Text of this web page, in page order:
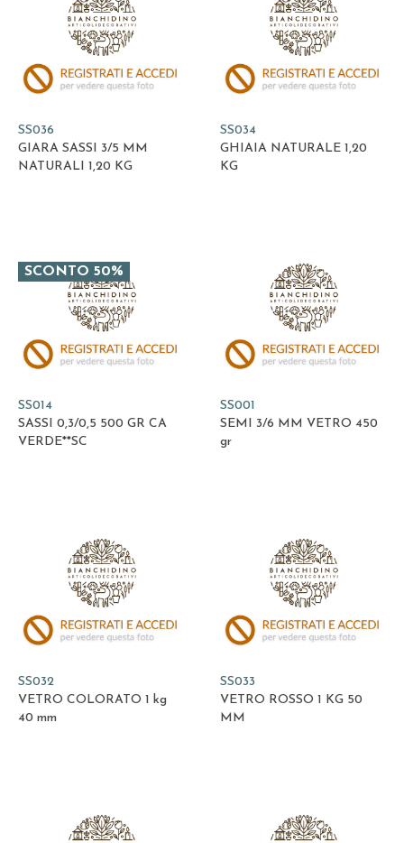
SS036
GIARA SASSI 3/5 MM
NATURALI 1,20 KG
SS034
GHIAIA NATURALE 1,20
KG
SS014
SASSI 0,3/0,5 500 GR CA
VERDE**SC
SCONTO 50%
SS001
SEMI 3/6 MM VETRO 450
gr
SS032
VETRO COLORATO 1 kg
40 mm
SS033
VETRO ROSSO 1 KG 50
MM